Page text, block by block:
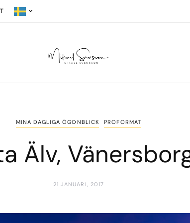
MINA DAGLIGA ÖGONBLICK PROFORMAT
Älv,
21 JANUARI, 2017